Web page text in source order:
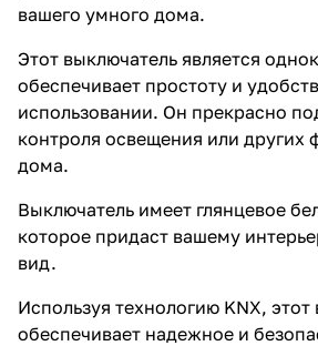
вашего умного дома.
Этот выключатель является
обеспечивает простоту и
использовании. Он прекрасно
контроля освещения или других
дома.
Выключатель имеет глянцевое
которое придаст вашему
вид.
Используя технологию KNX, этот
обеспечивает надежное и